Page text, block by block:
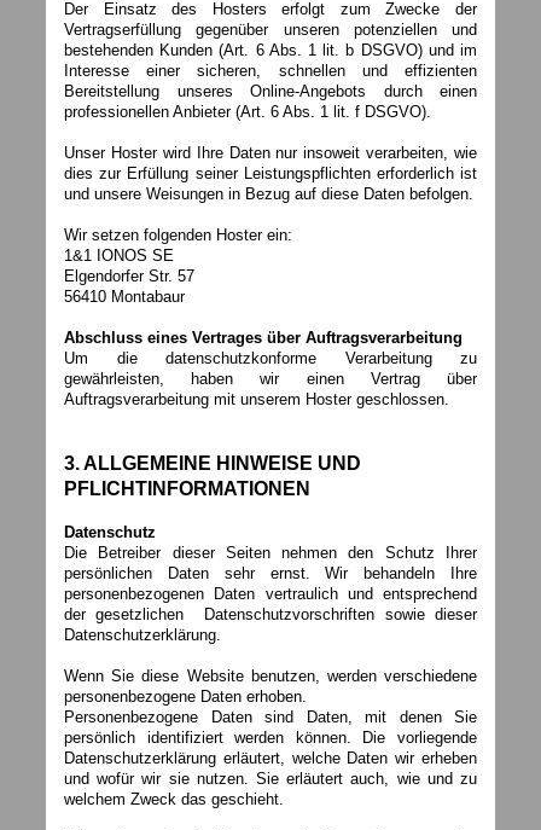
Der Einsatz des Hosters erfolgt zum Zwecke der
Vertragserfüllung gegenüber unseren potenziellen und
bestehenden Kunden (Art. 6 Abs. 1 lit. b DSGVO) und im
Interesse einer sicheren, schnellen und effizienten
Bereitstellung unseres Online-Angebots durch einen
professionellen Anbieter (Art. 6 Abs. 1 lit. f DSGVO).
Unser Hoster wird Ihre Daten nur insoweit verarbeiten, wie
dies zur Erfüllung seiner Leistungspflichten erforderlich ist
und unsere Weisungen in Bezug auf diese Daten befolgen.
Wir setzen folgenden Hoster ein:
1&1 IONOS SE
Elgendorfer Str. 57
56410 Montabaur
Abschluss eines Vertrages über Auftragsverarbeitung
Um die datenschutzkonforme Verarbeitung zu
gewährleisten, haben wir einen Vertrag über
Auftragsverarbeitung mit unserem Hoster geschlossen.
3. ALLGEMEINE HINWEISE UND
PFLICHTINFORMATIONEN
Datenschutz
Die Betreiber dieser Seiten nehmen den Schutz Ihrer
persönlichen Daten sehr ernst. Wir behandeln Ihre
personenbezogenen Daten vertraulich und entsprechend
der gesetzlichen Datenschutzvorschriften sowie dieser
Datenschutzerklärung.
Wenn Sie diese Website benutzen, werden verschiedene
personenbezogene Daten erhoben.
Personenbezogene Daten sind Daten, mit denen Sie
persönlich identifiziert werden können. Die vorliegende
Datenschutzerklärung erläutert, welche Daten wir erheben
und wofür wir sie nutzen. Sie erläutert auch, wie und zu
welchem Zweck das geschieht.